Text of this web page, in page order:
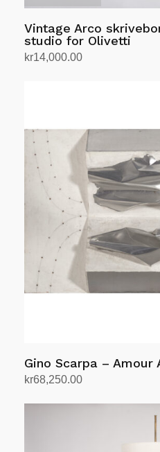
Vintage Arco
studio for Olivetti
kr14,000.00
Gino Scarpa – Amour
kr68,250.00